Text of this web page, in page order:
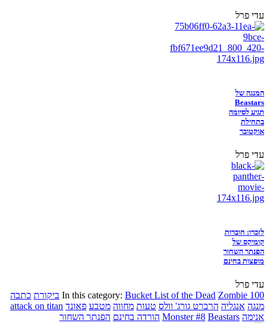
עדי פרל
המנגה של
Beastars
תגיע לסיומה
בתחילת
אוקטובר
עדי פרל
לזכרו: חוברות
קומיקס של
הפנתר השחור
מופצות בחינם
עדי פרל
In this category: Bucket List of the Dead Zombie 100 ביקורת כתבה
מנגה אנגליה הרברט גורג' וולס טעות מחווה מטבע פאונד attack on titan
אנימה
Monster #8 Beastars הורדה בחינם הפנתר השחור